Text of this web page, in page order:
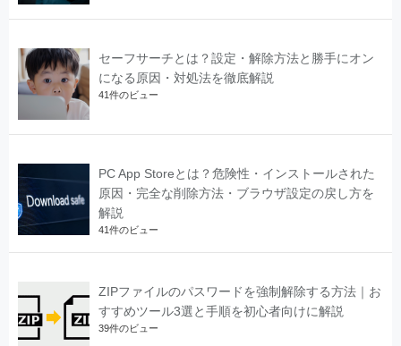
セーフサーチとは？設定・解除方法と勝手にオン
になる原因・対処法を徹底解説
41件のビュー
PC App Storeとは？危険性・インストールされた
原因・完全な削除方法・ブラウザ設定の戻し方を
解説
41件のビュー
ZIPファイルのパスワードを強制解除する方法｜お
すすめツール3選と手順を初心者向けに解説
39件のビュー